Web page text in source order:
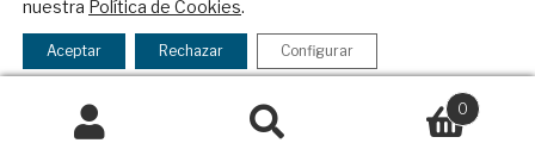
intelectual que, hoy por
hoy, presenta
significativas entre
Buscar
0
nuestra Política de Cookies.
Aceptar Rechazar Configurar
Checkbox
acepto
la
política
de
política de privacidad